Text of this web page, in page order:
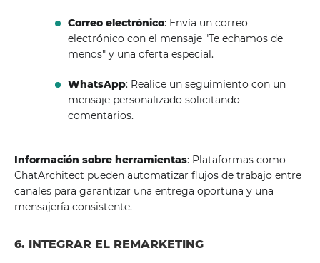
Correo electrónico: Envía un correo
electrónico con el mensaje "Te echamos de
menos" y una oferta especial.
WhatsApp: Realice un seguimiento con un
mensaje personalizado solicitando
comentarios.
Información sobre herramientas: Plataformas como
ChatArchitect pueden automatizar flujos de trabajo entre
canales para garantizar una entrega oportuna y una
mensajería consistente.
6. INTEGRAR EL REMARKETING